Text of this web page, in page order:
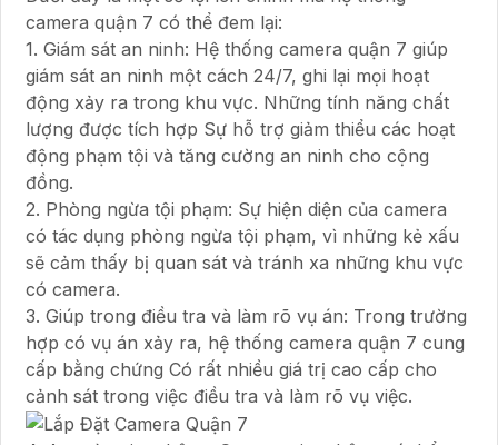
camera quận 7 có thể đem lại:
1. Giám sát an ninh: Hệ thống camera quận 7 giúp
giám sát an ninh một cách 24/7, ghi lại mọi hoạt
động xảy ra trong khu vực. Những tính năng chất
lượng được tích hợp Sự hỗ trợ giảm thiểu các hoạt
động phạm tội và tăng cường an ninh cho cộng
đồng.
2. Phòng ngừa tội phạm: Sự hiện diện của camera
có tác dụng phòng ngừa tội phạm, vì những kẻ xấu
sẽ cảm thấy bị quan sát và tránh xa những khu vực
có camera.
3. Giúp trong điều tra và làm rõ vụ án: Trong trường
hợp có vụ án xảy ra, hệ thống camera quận 7 cung
cấp bằng chứng Có rất nhiều giá trị cao cấp cho
cảnh sát trong việc điều tra và làm rõ vụ việc.